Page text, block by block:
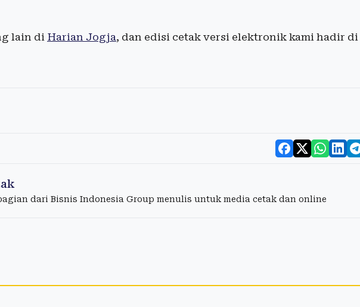
lain di Harian Jogja, dan edisi cetak versi elektronik kami hadir di
dari Bisnis Indonesia Group menulis untuk media cetak dan online